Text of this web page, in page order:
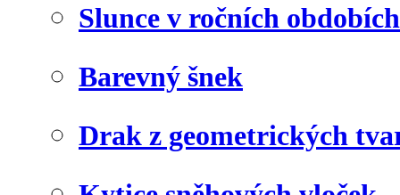
Slunce v ročních obdobích
Barevný šnek
Drak z geometrických